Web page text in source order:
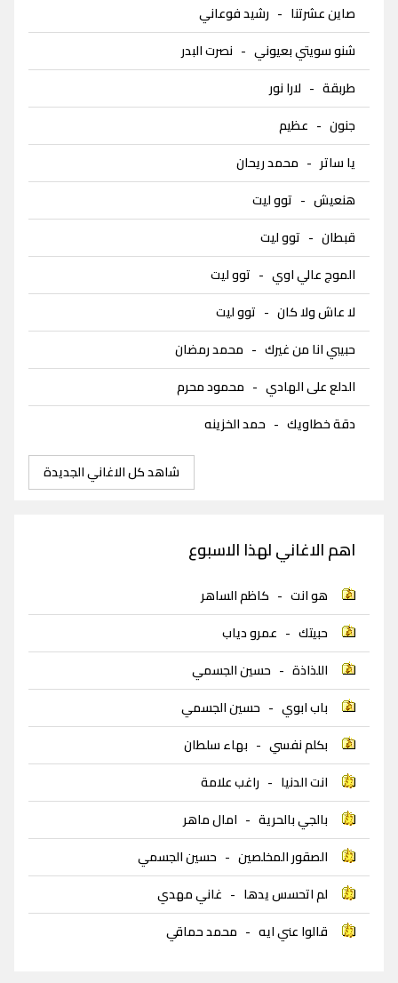
صاين عشرتنا - رشيد فوعاني
شنو سويتي بعيوني - نصرت البدر
طربقة - لارا نور
جنون - عظيم
يا ساتر - محمد ريحان
هنعيش - توو ليت
قبطان - توو ليت
الموج عالي اوي - توو ليت
لا عاش ولا كان - توو ليت
حبيبي انا من غيرك - محمد رمضان
الدلع على الهادي - محمود محرم
دقة خطاويك - حمد الخزينه
شاهد كل الاغاني الجديدة
اهم الاغاني لهذا الاسبوع
هو انت - كاظم الساهر
حبيتك - عمرو دياب
اللذاذة - حسين الجسمي
باب ابوي - حسين الجسمي
بكلم نفسي - بهاء سلطان
انت الدنيا - راغب علامة
بالجي بالحرية - امال ماهر
الصقور المخلصين - حسين الجسمي
لم اتحسس يدها - غاني مهدي
قالوا عني ايه - محمد حماقي